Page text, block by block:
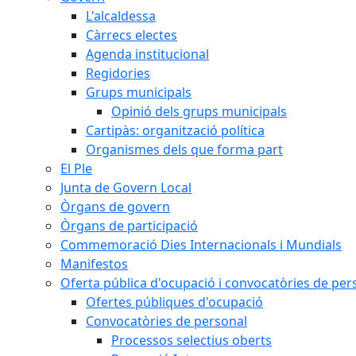
L'alcaldessa
Càrrecs electes
Agenda institucional
Regidories
Grups municipals
Opinió dels grups municipals
Cartipàs: organització política
Organismes dels que forma part
El Ple
Junta de Govern Local
Òrgans de govern
Òrgans de participació
Commemoració Dies Internacionals i Mundials
Manifestos
Oferta pública d'ocupació i convocatòries de
Ofertes públiques d'ocupació
Convocatòries de personal
Processos selectius oberts